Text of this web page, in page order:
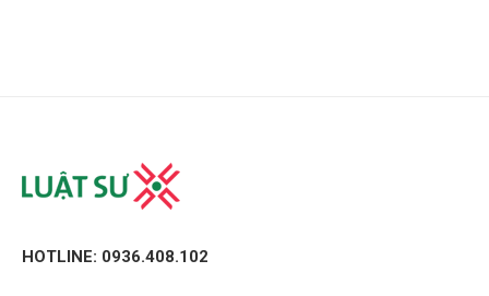
HOTLINE: 0936.408.102